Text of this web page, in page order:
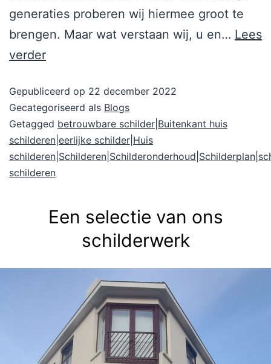
generaties proberen wij hiermee groot te
brengen. Maar wat verstaan wij, u en… Lees
verder
Gepubliceerd op 22 december 2022
Gecategoriseerd als Blogs
Getagged betrouwbare schilder|Buitenkant huis
schilderen|eerlijke schilder|Huis
schilderen
Een selectie van ons
schilderwerk